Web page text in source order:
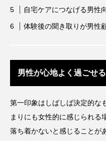
コルチゾール サス
自宅ケアにつなげる男性
体験後の聞き取りが男性
男性が心地よく過ごせ
第一印象はしばしば決定的な
まりにも女性的に感じられる
落ち着かないと感じることが